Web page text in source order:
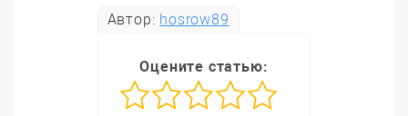
Автор: hosrow89
Оцените статью: